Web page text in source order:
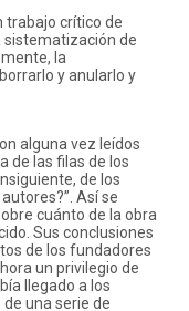
trabajo crítico de
sistematización de
la
y anularlo y
alguna vez leídos
de las filas de los
de los
Así se
cuánto de la obra
Sus conclusiones
de los fundadores
un privilegio de
llegado a los
una serie de